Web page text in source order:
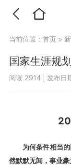
当前位置：首页 >
国家生涯规
阅读 2914 发布日
为何条件相当的
然默默无闻，事业豪